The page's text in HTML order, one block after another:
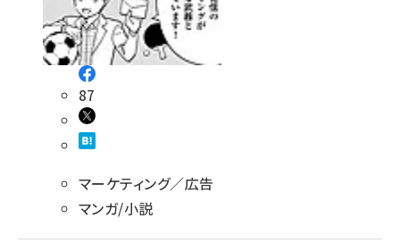
87
マーケティング／広告
マンガ/小説